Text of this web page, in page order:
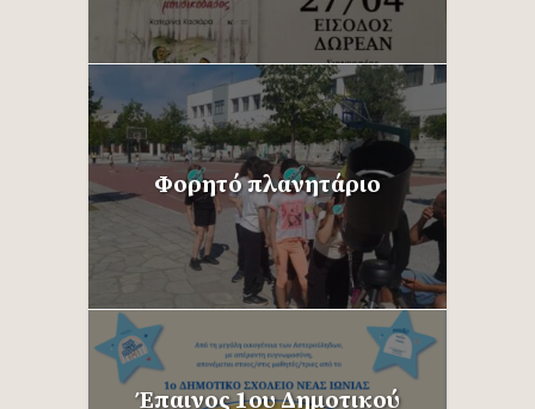
Φορητό πλανητάριο
Έπαινος 1ου Δημοτικού